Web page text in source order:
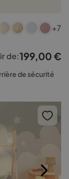
+7
de:199,00 €
de sécurité